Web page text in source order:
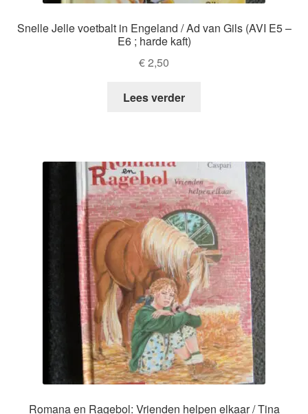
Snelle Jelle voetbalt in Engeland / Ad van Gils (AVI E5 –
E6 ; harde kaft)
€2,50
Lees verder
Romana en Ragebol: Vrienden helpen elkaar / Tina